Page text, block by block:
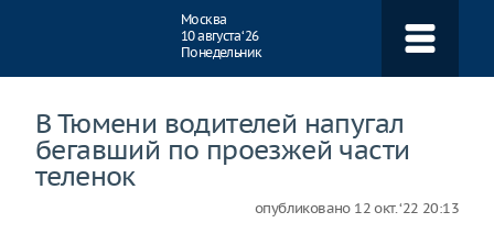
Москва
10 августа ‘26
Понедельник
В Тюмени водителей напугал
бегавший по проезжей части
теленок
опубликовано 12 окт. ‘22 20:13